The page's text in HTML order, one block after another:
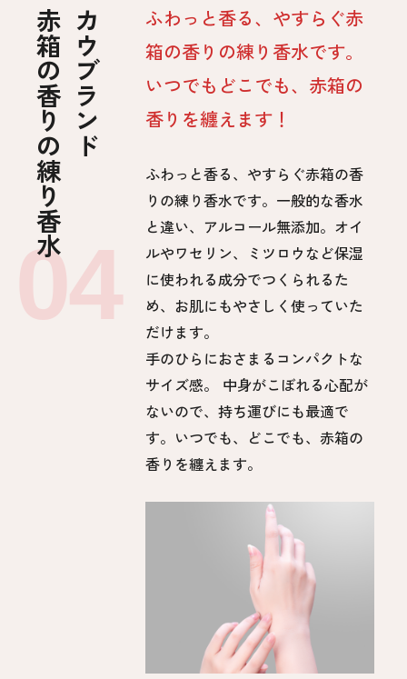
カウブランド
赤箱の香りの練り香水
ふわっと香る、やすらぐ赤
箱の香りの練り香水です。
いつでもどこでも、赤箱の
香りを纏えます！​
ふわっと香る、やすらぐ赤箱の香
りの練り香水です。一般的な香水
と違い、アルコール無添加。オイ
ルやワセリン、ミツロウなど保湿
に使われる成分でつくられるた
め、お肌にもやさしく使っていた
だけます。​
手のひらにおさまるコンパクトな
サイズ感。 中身がこぼれる心配が
ないので、持ち運びにも最適で
す。いつでも、どこでも、赤箱の
香りを纏えます。 ​